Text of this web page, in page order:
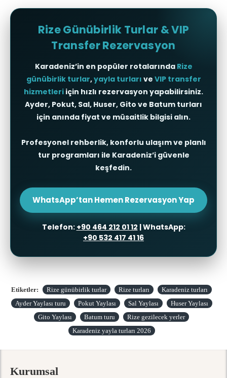
Rize Günübirlik Turlar & VIP
Transfer Rezervasyon
Karadeniz’in en popüler rotalarında Rize
günübirlik turlar,yayla turları ve VIP transfer
hizmetleri için hızlı rezervasyon yapabilirsiniz.
Ayder, Pokut, Sal, Huser, Gito ve Batum turları
için anında fiyat ve müsaitlik bilgisi alın.
Profesyonel rehberlik, konforlu ulaşım ve planlı
tur programları ile Karadeniz’i güvenle
keşfedin.
WhatsApp’tan Hemen Rezervasyon Yap
Telefon: +90 464 212 01 12 | WhatsApp:
+90 532 417 41 16
Etiketler: Rize günübirlik turlar Rize turları
Karadeniz turları
Ayder Yaylası turu
Pokut Yaylası Sal Yaylası
Huser Yaylası
Gito Yaylası
Batum turu
Rize gezilecek yerler
Karadeniz yayla turları 2026
Kurumsal